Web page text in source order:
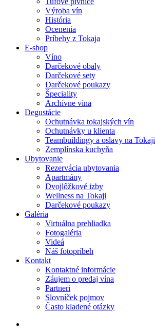
Výroba vín
História
Ocenenia
Príbehy z Tokaja
E-shop
Víno
Darčekové obaly
Darčekové sety
Darčekové poukazy
Špeciality
Archívne vína
Degustácie
Ochutnávka tokajských vín
Ochutnávky u klienta
Teambuildingy a oslavy na Tokaji
Zemplínska kuchyňa
Ubytovanie
Rezervácia ubytovania
Apartmány
Dvojlôžkové izby
Wellness na Tokaji
Darčekové poukazy
Galéria
Virtuálna prehliadka
Fotogaléria
Videá
Náš fotopríbeh
Kontakt
Kontaktné informácie
Záujem o predaj vína
Partneri
Slovníček pojmov
Často kladené otázky